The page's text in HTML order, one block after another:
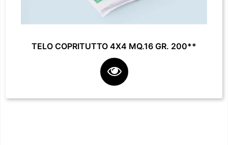
TELO COPRITUTTO 4X4 MQ.16 GR. 200**